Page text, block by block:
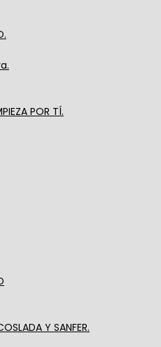
POR TÍ.
Y SANFER.